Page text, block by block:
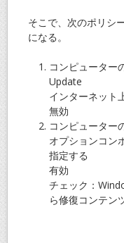
そこで、次のポリシ
になる。
コンピューター
Update
インターネット
無効
コンピューター
オプションコン
指定する
有効
チェック：
ら修復コンテン